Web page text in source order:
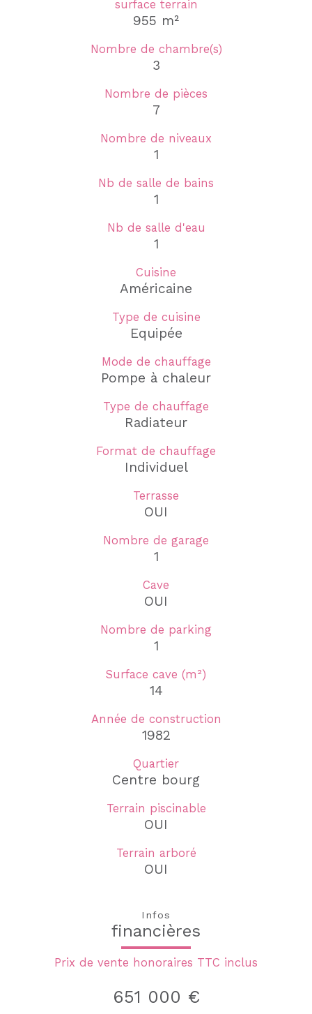
surface terrain
955 m²
Nombre de chambre(s)
3
Nombre de pièces
7
Nombre de niveaux
1
Nb de salle de bains
1
Nb de salle d'eau
1
Cuisine
Américaine
Type de cuisine
Equipée
Mode de chauffage
Pompe à chaleur
Type de chauffage
Radiateur
Format de chauffage
Individuel
Terrasse
OUI
Nombre de garage
1
Cave
OUI
Nombre de parking
1
Surface cave (m²)
14
Année de construction
1982
Quartier
Centre bourg
Terrain piscinable
OUI
Terrain arboré
OUI
Infos
financières
Prix de vente honoraires TTC inclus
651 000 €